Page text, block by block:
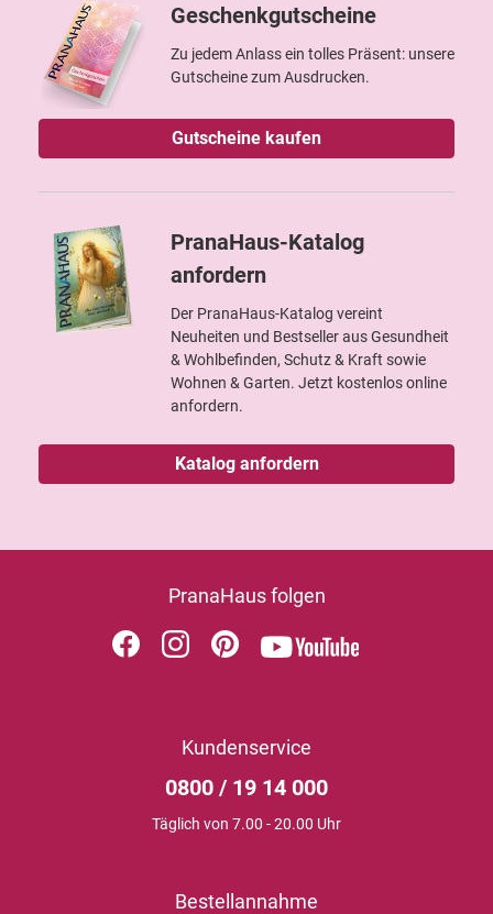
Geschenkgutscheine
Zu jedem Anlass ein tolles Präsent: unsere
Gutscheine zum Ausdrucken.
Gutscheine kaufen
PranaHaus-Katalog
anfordern
Der PranaHaus-Katalog vereint
Neuheiten und Bestseller aus Gesundheit
& Wohlbefinden, Schutz & Kraft sowie
Wohnen & Garten. Jetzt kostenlos online
anfordern.
Katalog anfordern
PranaHaus folgen
Kundenservice
0800 / 19 14 000
Täglich von 7.00 - 20.00 Uhr
Bestellannahme